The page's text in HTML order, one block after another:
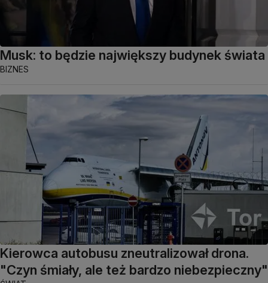
Musk: to będzie największy budynek świata
BIZNES
Kierowca autobusu zneutralizował drona.
"Czyn śmiały, ale też bardzo niebezpieczny"